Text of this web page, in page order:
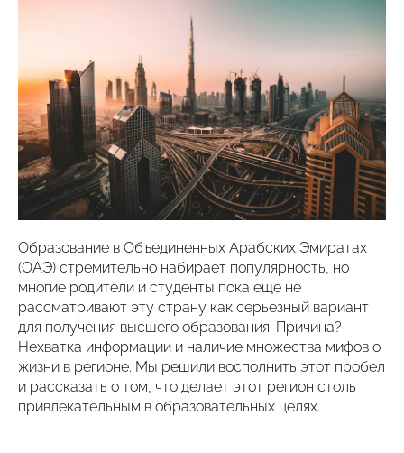
Образование в Объединенных Арабских Эмиратах
(ОАЭ) стремительно набирает популярность, но
многие родители и студенты пока еще не
рассматривают эту страну как серьезный вариант
для получения высшего образования. Причина?
Нехватка информации и наличие множества мифов о
жизни в регионе. Мы решили восполнить этот пробел
и рассказать о том, что делает этот регион столь
привлекательным в образовательных целях.